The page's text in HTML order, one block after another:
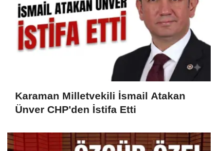
Karaman Milletvekili İsmail Atakan
Ünver CHP'den İstifa Etti